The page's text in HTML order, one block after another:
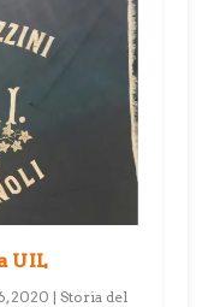
UIL
2020 | Storia del